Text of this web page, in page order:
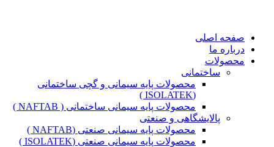
صفحه اصلی
درباره ما
محصولات
ساختمانی
محصولات پایه سیمانی و گچی ساختمانی
(ISOLATEK )
محصولات پایه سیمانی ساختمانی ( NAFTAB )
پالایشگاهی و صنعتی
محصولات پایه سیمانی صنعتی (NAFTAB )
محصولات پایه سیمانی صنعتی (ISOLATEK )